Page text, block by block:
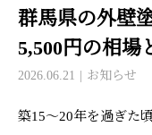
群馬県の外壁
5,500円の相場
2026.06.21 お知らせ
築15〜20年を過ぎた